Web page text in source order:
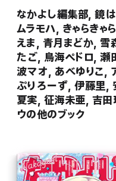
なかよし編集部, 鏡
ムラモハ, きゃらきゃ
えま, 青月まどか, 雪
たご, 鳥海ペドロ,
波マオ, あべゆりこ,
ぷりろーず, 伊藤里,
夏実, 征海未亜, 吉
ウの他のブック